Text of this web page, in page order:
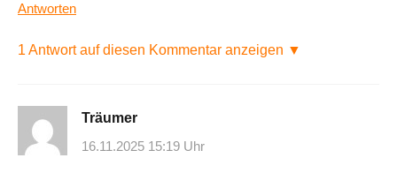
Antworten
1 Antwort auf diesen Kommentar anzeigen ▼
Träumer
16.11.2025 15:19 Uhr